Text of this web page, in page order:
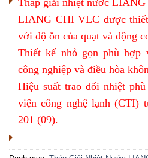
Tháp giải nhiệt nước
LIANG CHI VLC được
với độ ồn của quạt và động
Thiết kế nhỏ gọn phù
công nghiệp và điều hòa
Hiệu suất trao đổi nhiệt
viện công nghệ lạnh (CTI)
201 (09).